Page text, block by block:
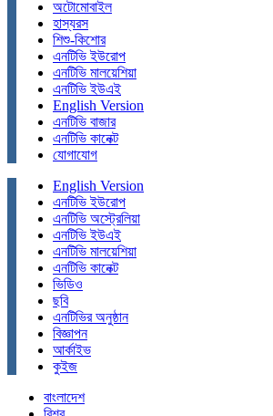
অটোমোবাইল
হাস্যরস
শিশু-কিশোর
এনটিভি ইউরোপ
এনটিভি মালয়েশিয়া
এনটিভি ইউএই
English Version
এনটিভি বাজার
এনটিভি কানেক্ট
যোগাযোগ
English Version
এনটিভি ইউরোপ
এনটিভি অস্ট্রেলিয়া
এনটিভি ইউএই
এনটিভি মালয়েশিয়া
এনটিভি কানেক্ট
ভিডিও
ছবি
এনটিভির অনুষ্ঠান
বিজ্ঞাপন
আর্কাইভ
কুইজ
বাংলাদেশ